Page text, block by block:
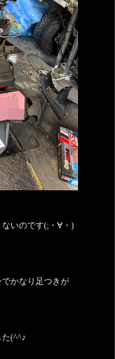
ないのです(;・∀・)
かなり足つきが
(^^♪